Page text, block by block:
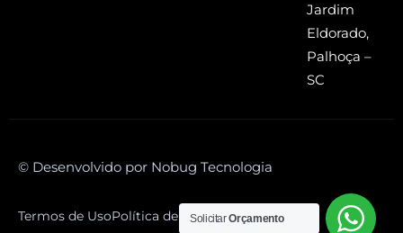
Jardim
Eldorado,
Palhoça –
SC
© Desenvolvido por Nobug Tecnologia
Termos de UsoPolítica de Privacidade
SolicitarOrçamento